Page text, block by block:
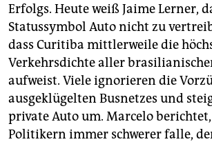
Erfolgs. Heute weiß Jaime Lerner,
Statussymbol Auto nicht zu
dass Curitiba mittlerweile die
Verkehrsdichte aller
aufweist. Viele ignorieren die
ausgeklügelten Busnetzes und
private Auto um. Marcelo berichtet,
Politikern immer schwerer falle,